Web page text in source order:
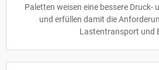
Paletten weisen eine bessere Druck-
und erfüllen damit die
Lastentransport und